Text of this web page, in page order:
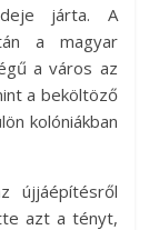
járta. A
a magyar
a város az
a beköltöző
kolóniákban
újjáépítésről
azt a tényt,